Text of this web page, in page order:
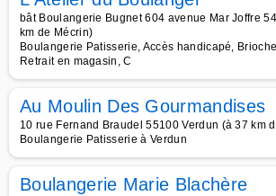
bât Boulangerie Bugnet 604 avenue Mar Joffre
km de Mécrin)
Boulangerie Patisserie, Accès handicapé,
Retrait en magasin, C
Au Moulin Des Gourmandises
10 rue Fernand Braudel 55100 Verdun (à 37 km
Boulangerie Patisserie à Verdun
Boulangerie Marie Blachère